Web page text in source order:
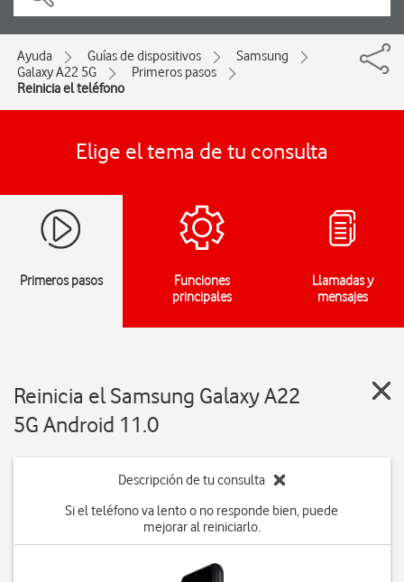
Ayuda Guías de dispositivos
Samsung
Galaxy A22 5G
Primeros pasos
Reinicia el teléfono
Elige el tema de tu consulta
Primeros pasos
Funciones
principales
Llamadas y
mensajes
Reinicia el Samsung Galaxy A22
5G Android 11.0
Descripción de tu consulta
Si el teléfono va lento o no responde bien, puede
mejorar al reiniciarlo.